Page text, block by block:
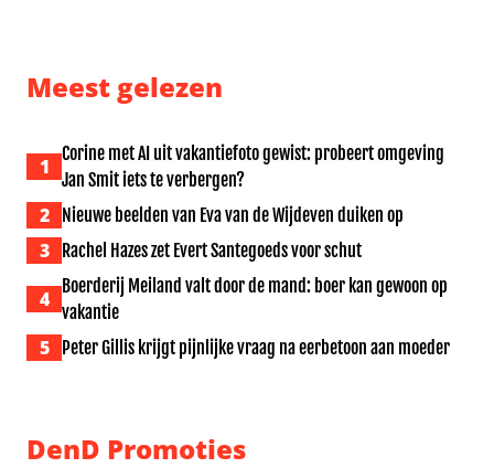
Meest gelezen
1
Corine met AI uit vakantiefoto gewist: probeert omgeving
Jan Smit iets te verbergen?
2 Nieuwe beelden van Eva van de Wijdeven duiken op
3 Rachel Hazes zet Evert Santegoeds voor schut
4
Boerderij Meiland valt door de mand: boer kan gewoon op
vakantie
5 Peter Gillis krijgt pijnlijke vraag na eerbetoon aan moeder
DenD Promoties